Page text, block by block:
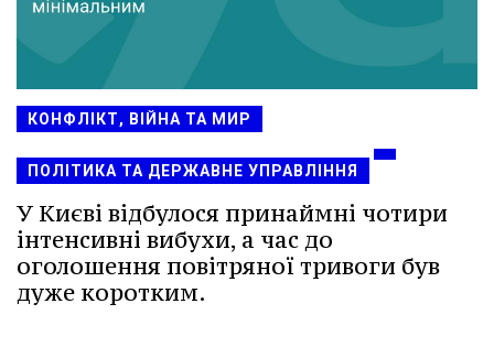
КОНФЛІКТ, ВІЙНА ТА МИР
ПОЛІТИКА ТА ДЕРЖАВНЕ УПРАВЛІННЯ
У Києві відбулося принаймні чотири
інтенсивні вибухи, а час до
оголошення повітряної тривоги був
дуже коротким.